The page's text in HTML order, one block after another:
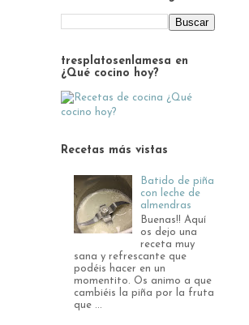
tresplatosenlamesa en
¿Qué cocino hoy?
Recetas más vistas
Batido de piña
con leche de
almendras
Buenas!! Aquí
os dejo una
receta muy
sana y refrescante que
podéis hacer en un
momentito. Os animo a que
cambiéis la piña por la fruta
que ...